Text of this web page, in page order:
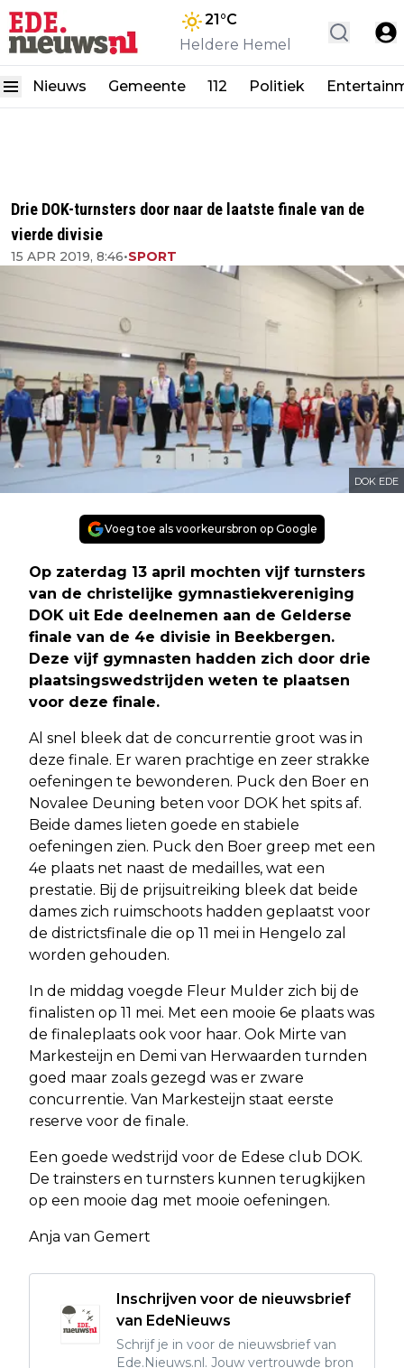
21°C
Heldere Hemel
Nieuws Gemeente 112 Politiek
Drie DOK-turnsters door naar de laatste finale van de
vierde divisie
15 APR 2019, 8:46•SPORT
DOK EDE
Voeg toe als voorkeursbron op Google
Op zaterdag 13 april mochten vijf turnsters
van de christelijke gymnastiekvereniging
DOK uit Ede deelnemen aan de Gelderse
finale van de 4e divisie in Beekbergen.
Deze vijf gymnasten hadden zich door drie
plaatsingswedstrijden weten te plaatsen
voor deze finale.
Al snel bleek dat de concurrentie groot was in
deze finale. Er waren prachtige en zeer strakke
oefeningen te bewonderen. Puck den Boer en
Novalee Deuning beten voor DOK het spits af.
Beide dames lieten goede en stabiele
oefeningen zien. Puck den Boer greep met een
4e plaats net naast de medailles, wat een
prestatie. Bij de prijsuitreiking bleek dat beide
dames zich ruimschoots hadden geplaatst voor
de districtsfinale die op 11 mei in Hengelo zal
worden gehouden.
In de middag voegde Fleur Mulder zich bij de
finalisten op 11 mei. Met een mooie 6e plaats was
de finaleplaats ook voor haar. Ook Mirte van
Markesteijn en Demi van Herwaarden turnden
goed maar zoals gezegd was er zware
concurrentie. Van Markesteijn staat eerste
reserve voor de finale.
Een goede wedstrijd voor de Edese club DOK.
De trainsters en turnsters kunnen terugkijken
op een mooie dag met mooie oefeningen.
Anja van Gemert
Inschrijven voor de nieuwsbrief
van EdeNieuws
Schrijf je in voor de nieuwsbrief van
Ede.Nieuws.nl. Jouw vertrouwde bron